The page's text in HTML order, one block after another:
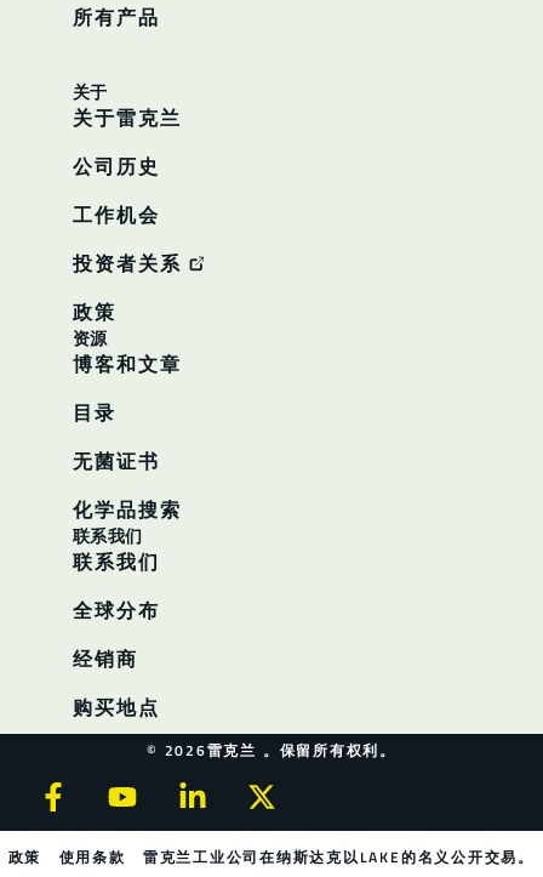
所有产品
关于
关于雷克兰
公司历史
工作机会
投资者关系
政策
资源
博客和文章
目录
无菌证书
化学品搜索
联系我们
联系我们
全球分布
经销商
购买地点
© 2026雷克兰 。保留所有权利。
政策 使用条款 雷克兰工业公司在纳斯达克以LAKE的名义公开交易。